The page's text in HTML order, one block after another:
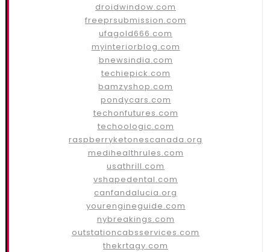
droidwindow.com
freeprsubmission.com
ufagold666.com
myinteriorblog.com
bnewsindia.com
techiepick.com
bamzyshop.com
pondycars.com
techonfutures.com
techoologic.com
raspberryketonescanada.org
medihealthrules.com
usathrill.com
vshapedental.com
canfandalucia.org
yourengineguide.com
nybreakings.com
outstationcabsservices.com
thekrtagy.com